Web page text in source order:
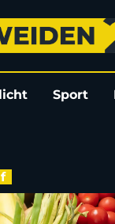
in
Sport